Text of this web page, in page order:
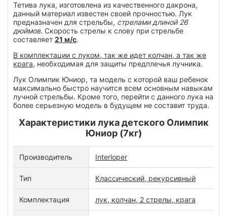
Тетива лука, изготовлена из качественного дакрона,
данный материал известен своей прочностью. Лук
предназначен для стрельбы, стрелами длиной 26
дюймов. Скорость стрелы к слову при стрельбе
составляет 21 м/с.
В комплектации с луком, так же идет колчан, а так же
крага, необходимая для защиты предплечья лучника.
Лук Олимпик Юниор, та модель с которой ваш ребенок
максимально быстро научится всем основным навыкам
лучной стрельбы. Кроме того, перейти с данного лука на
более серьезную модель в будущем не составит труда.
Характеристики лука детского Олимпик
Юниор (7кг)
Производитель Interloper
Тип Классический, рекурсивный
Комплектация лук, колчан, 2 стрелы, крага